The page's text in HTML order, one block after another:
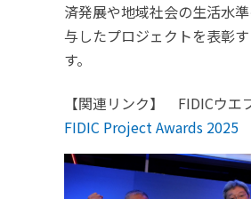
済発展や地域社会の生活水
与したプロジェクトを表彰
す。
【関連リンク】 FIDICウエ
FIDIC Project Awards 2025